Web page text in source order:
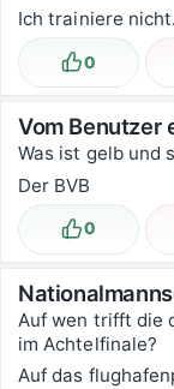
Ich trainiere nicht.
Lustig
0
Vom Benutzer
Was ist gelb und
Der BVB
Lustig
0
Auf wen trifft die
im Achtelfinale?
Auf das